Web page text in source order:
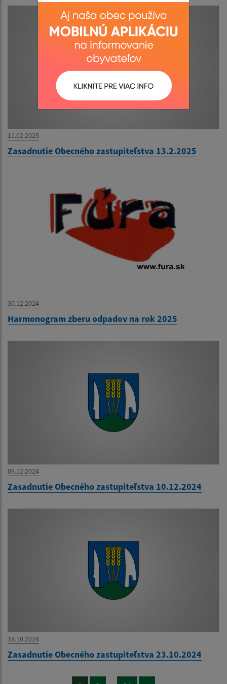
11.02.2025
Zasadnutie Obecného zastupiteľstva 13.2.2025
30.12.2024
Harmonogram zberu odpadov na rok 2025
09.12.2024
Zasadnutie Obecného zastupiteľstva 10.12.2024
18.10.2024
Zasadnutie Obecného zastupiteľstva 23.10.2024